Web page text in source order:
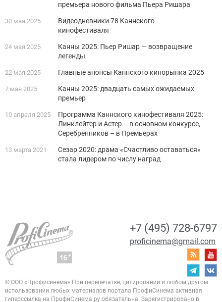
премьера нового фильма Пьера Ришара
30 мая 2025
Видеодневники 78 Каннского
кинофестиваля
24 мая 2025
Канны 2025: Пьер Ришар — возвращение
легенды
22 мая 2025 Главные анонсы Каннского кинорынка 2025
7 мая 2025
Канны 2025: двадцать самых ожидаемых
премьер
10 апреля 2025
Программа Каннского кинофестиваля 2025:
Линклейтер и Астер – в основном конкурсе,
Серебренников – в Премьерах
13 марта 2021
Сезар 2020: драма «Счастливо оставаться»
стала лидером по числу наград
+7 (495) 728-6797
proficinema@gmail.com
© ООО «Профисинема» При перепечатке, цитировании и любом другом
использовании любых материалов портала ПрофиСинема активная
гиперссылка на ПрофиСинема.ру обязательна. Зарегистрировано в